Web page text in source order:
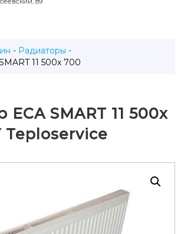
Радиаторы
11 500х 700
ECA SMART 11 500х
Teploservice